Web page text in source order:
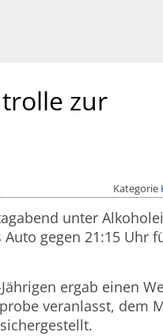
zur
Kategorie
unter
gegen 21:15 Uhr
ergab einen
veranlasst, dem